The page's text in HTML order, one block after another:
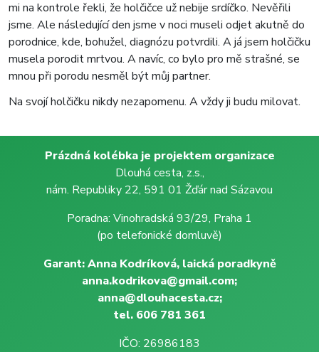
mi na kontrole řekli, že holčičce už nebije srdíčko. Nevěřili
jsme. Ale následující den jsme v noci museli odjet akutně do
porodnice, kde, bohužel, diagnózu potvrdili. A já jsem holčičku
musela porodit mrtvou. A navíc, co bylo pro mě strašné, se
mnou při porodu nesměl být můj partner.
Na svojí holčičku nikdy nezapomenu. A vždy ji budu milovat.
Prázdná kolébka je projektem organizace
Dlouhá cesta, z.s.,
nám. Republiky 22, 591 01 Žďár nad Sázavou
Poradna: Vinohradská 93/29, Praha 1
(po telefonické domluvě)
Garant: Anna Kodríková, laická poradkyně
anna.kodrikova@gmail.com;
anna@dlouhacesta.cz;
tel. 606 781 361
IČO: 26986183